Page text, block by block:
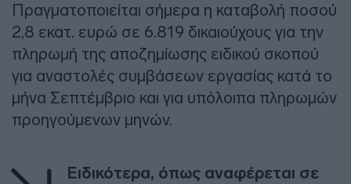
Πραγματοποιείται σήμερα η καταβολή ποσού
2,8 εκατ. ευρώ σε 6.819 δικαιούχους για την
πληρωμή της αποζημίωσης ειδικού σκοπού
για αναστολές συμβάσεων εργασίας κατά το
μήνα Σεπτέμβριο και για υπόλοιπα πληρωμών
προηγούμενων μηνών.
Ειδικότερα, όπως αναφέρεται σε